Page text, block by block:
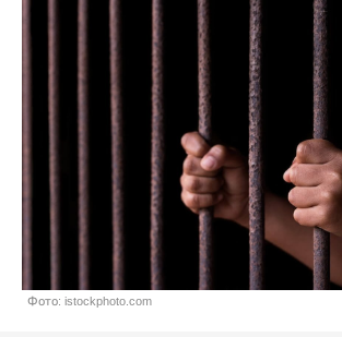
Фото: istockphoto.com